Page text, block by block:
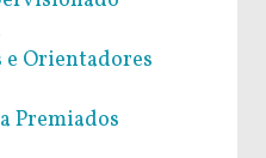
Orientadores
Premiados